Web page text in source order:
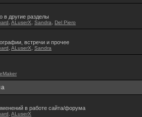
в другие разделы
ALuserX Sandra Del Piero
встречи и прочее
ALuserX Sandra
в работе сайта/форума
ALuserX